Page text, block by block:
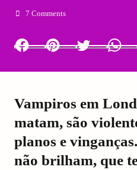
7 Comments
Facebook Pinterest Twitter
Vampiros em
matam, são
planos e
não brilham, que